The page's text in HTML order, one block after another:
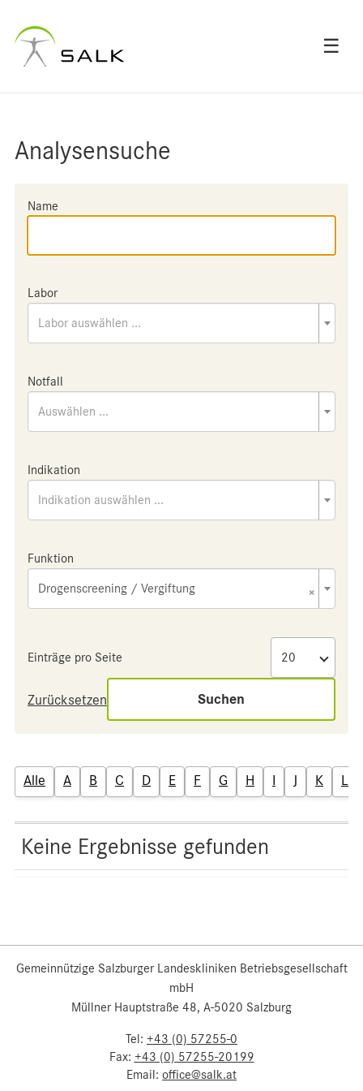
☰
Analysensuche
Name
Labor
Labor auswählen ...
Notfall
Auswählen ...
Indikation
Indikation auswählen ...
Funktion
×
Drogenscreening / Vergiftung
Einträge pro Seite
Zurücksetzen Suchen
Alle A B C D E F G H I J K L
Keine Ergebnisse gefunden
Gemeinnützige Salzburger Landeskliniken Betriebsgesellschaft
mbH
Müllner Hauptstraße 48, A-5020 Salzburg
Tel: +43 (0) 57255-0
Fax: +43 (0) 57255-20199
Email: office@salk.at